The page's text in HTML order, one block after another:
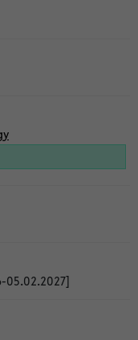
05.02.2027]